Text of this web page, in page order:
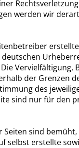
werden wir
der Grenzen
des
sind nur für den
Seiten sind
selbst erstellte